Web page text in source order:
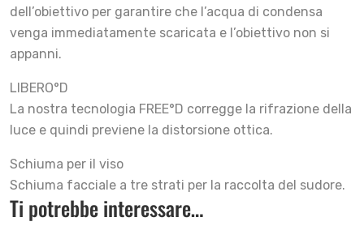
dell’obiettivo per garantire che l’acqua di condensa
venga immediatamente scaricata e l’obiettivo non si
appanni.
LIBERO°D
La nostra tecnologia FREE°D corregge la rifrazione della
luce e quindi previene la distorsione ottica.
Schiuma per il viso
Schiuma facciale a tre strati per la raccolta del sudore.
Ti potrebbe interessare…